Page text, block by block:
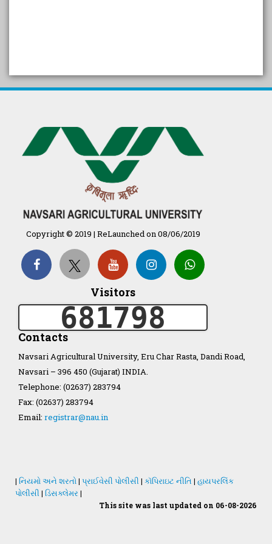
પ્રાકૃતિક કૃષિ (ખેતી)
દેશી ગાય આધારિત પ્રાકૃતિક ખેતી
गुणवत्ता युक्त कृषि-शिक्षा एक पहल" - भारतीय
कृषि अनुसंधान परिषद की 25वीं अखिल
Organization Structure
ખેડુત માર્ગદર્શિકા
Accreditation Certificate
NAU Statute(Revised)
Copyright © 2019 | ReLaunched on 08/06/2019
Visitors
681798
Contacts
Navsari Agricultural University, Eru Char Rasta, Dandi Road,
Navsari – 396 450 (Gujarat) INDIA.
Telephone: (02637) 283794
Fax: (02637) 283794
Email: registrar@nau.in
| નિયમો અને શરતો| પ્રાઈવેસી પોલીસી | કૉપિરાઇટ નીતિ | હાયપરલિંક
પોલીસી | ડિસક્લેમર |
This site was last updated on 06-08-2026